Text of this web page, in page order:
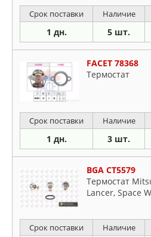
Срок поставки Наличие
1 дн. 5 шт.
FACET 78368
Tермостат
Срок поставки Наличие
1 дн. 3 шт.
BGA CT5579
Термостат
Lancer, Space
Срок поставки Наличие